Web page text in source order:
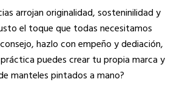
arrojan originalidad, sosteninilidad y
el toque que todas necesitamos
hazlo con empeño y dediación,
puedes crear tu propia marca y
manteles pintados a mano?